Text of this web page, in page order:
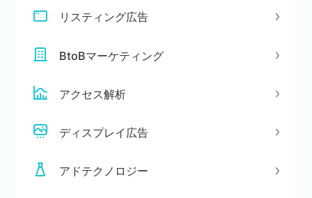
リスティング広告
BtoBマーケティング
アクセス解析
ディスプレイ広告
アドテクノロジー